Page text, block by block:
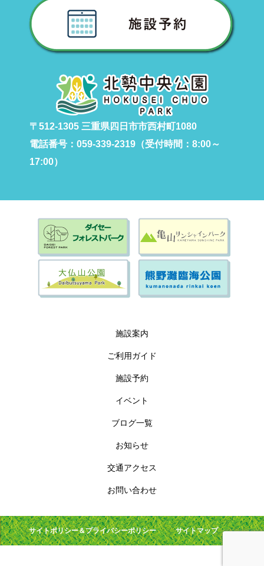
〒512-1305 三重県四日市市西村町1080
電話番号：059-339-2319（受付時間：8:00～
17:00）
施設案内
ご利用ガイド
施設予約
イベント
ブログ一覧
お知らせ
交通アクセス
お問い合わせ
サイトポリシー＆プライバシーポリシー サイトマップ